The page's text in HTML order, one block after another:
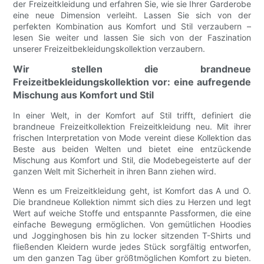
der Freizeitkleidung und erfahren Sie, wie sie Ihrer Garderobe
eine neue Dimension verleiht. Lassen Sie sich von der
perfekten Kombination aus Komfort und Stil verzaubern –
lesen Sie weiter und lassen Sie sich von der Faszination
unserer Freizeitbekleidungskollektion verzaubern.
Wir stellen die brandneue
Freizeitbekleidungskollektion vor: eine aufregende
Mischung aus Komfort und Stil
In einer Welt, in der Komfort auf Stil trifft, definiert die
brandneue Freizeitkollektion Freizeitkleidung neu. Mit ihrer
frischen Interpretation von Mode vereint diese Kollektion das
Beste aus beiden Welten und bietet eine entzückende
Mischung aus Komfort und Stil, die Modebegeisterte auf der
ganzen Welt mit Sicherheit in ihren Bann ziehen wird.
Wenn es um Freizeitkleidung geht, ist Komfort das A und O.
Die brandneue Kollektion nimmt sich dies zu Herzen und legt
Wert auf weiche Stoffe und entspannte Passformen, die eine
einfache Bewegung ermöglichen. Von gemütlichen Hoodies
und Jogginghosen bis hin zu locker sitzenden T-Shirts und
fließenden Kleidern wurde jedes Stück sorgfältig entworfen,
um den ganzen Tag über größtmöglichen Komfort zu bieten.